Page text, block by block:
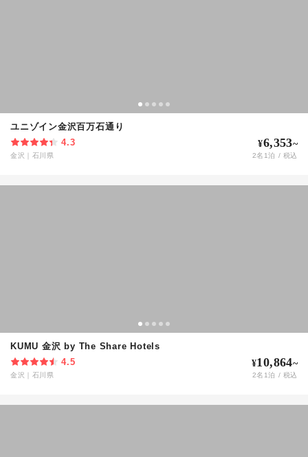
ユニゾイン金沢百万石通り
4.3
金沢 石川県
¥6,353~
2名 1泊 / 税込
KUMU 金沢 by The Share Hotels
4.5
金沢 石川県
¥10,864~
2名 1泊 / 税込